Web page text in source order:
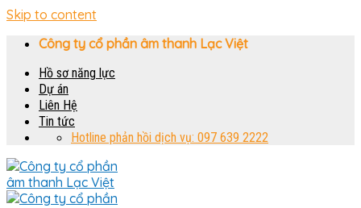
Skip to content
Công ty cổ phần âm thanh Lạc Việt
Hồ sơ năng lực
Dự án
Liên Hệ
Tin tức
Hotline phản hồi dịch vụ: 097 639 2222